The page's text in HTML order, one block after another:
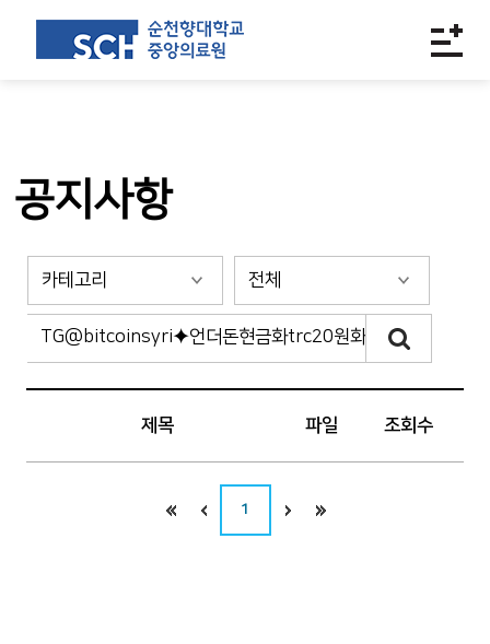
공지사항
제목 파일 조회수
1